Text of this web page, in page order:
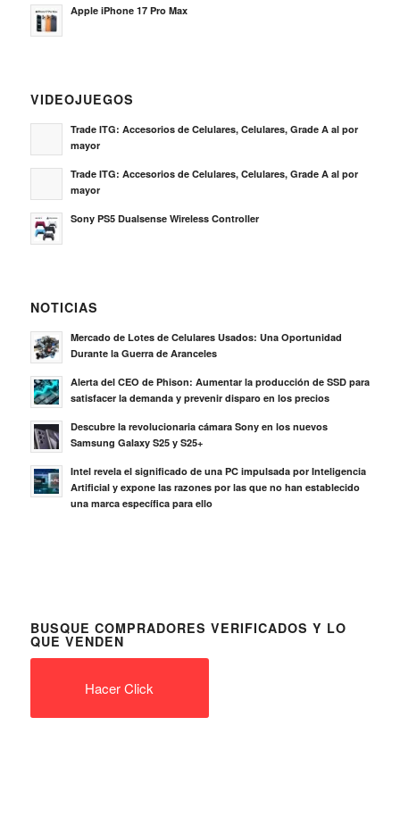
Apple iPhone 17 Pro Max
VIDEOJUEGOS
Trade ITG: Accesorios de Celulares, Celulares, Grade A al por
mayor
Trade ITG: Accesorios de Celulares, Celulares, Grade A al por
mayor
Sony PS5 Dualsense Wireless Controller
NOTICIAS
Mercado de Lotes de Celulares Usados: Una Oportunidad
Durante la Guerra de Aranceles
Alerta del CEO de Phison: Aumentar la producción de SSD para
satisfacer la demanda y prevenir disparo en los precios
Descubre la revolucionaria cámara Sony en los nuevos
Samsung Galaxy S25 y S25+
Intel revela el significado de una PC impulsada por Inteligencia
Artificial y expone las razones por las que no han establecido
una marca específica para ello
BUSQUE COMPRADORES VERIFICADOS Y LO
QUE VENDEN
Hacer Click